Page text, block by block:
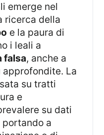
ricerca della
e la paura di
i leali a
falsa, anche a
La
su tratti
e
su dati
a